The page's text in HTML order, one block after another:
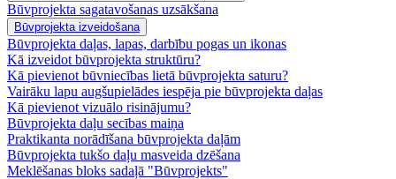
Būvprojekta sagatavošanas uzsākšana
Būvprojekta izveidošana
Būvprojekta daļas, lapas, darbību pogas un ikonas
Kā izveidot būvprojekta struktūru?
Kā pievienot būvniecības lietā būvprojekta saturu?
Vairāku lapu augšupielādes iespēja pie būvprojekta daļas
Kā pievienot vizuālo risinājumu?
Būvprojekta daļu secības maiņa
Praktikanta norādīšana būvprojekta daļām
Būvprojekta tukšo daļu masveida dzēšana
Meklēšanas bloks sadaļā "Būvprojekts"